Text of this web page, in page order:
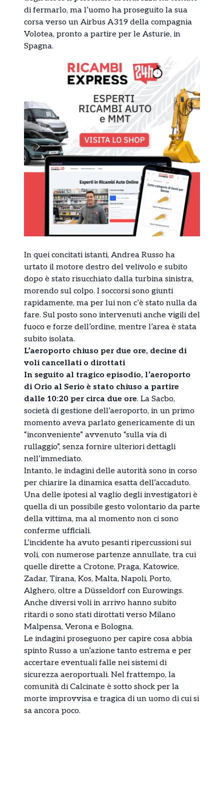
di fermarlo, ma l’uomo ha proseguito la sua
corsa verso un Airbus A319 della compagnia
Volotea, pronto a partire per le Asturie, in
Spagna.
In quei concitati istanti, Andrea Russo ha
urtato il motore destro del velivolo e subito
dopo è stato risucchiato dalla turbina sinistra,
morendo sul colpo. I soccorsi sono giunti
rapidamente, ma per lui non c’è stato nulla da
fare. Sul posto sono intervenuti anche vigili del
fuoco e forze dell’ordine, mentre l’area è stata
subito isolata.
L’aeroporto chiuso per due ore, decine di
voli cancellati o dirottati
In seguito al tragico episodio, l’aeroporto
di Orio al Serio è stato chiuso a partire
dalle 10:20 per circa due ore. La Sacbo,
società di gestione dell’aeroporto, in un primo
momento aveva parlato genericamente di un
“inconveniente” avvenuto “sulla via di
rullaggio”, senza fornire ulteriori dettagli
nell’immediato.
Intanto, le indagini delle autorità sono in corso
per chiarire la dinamica esatta dell’accaduto.
Una delle ipotesi al vaglio degli investigatori è
quella di un possibile gesto volontario da parte
della vittima, ma al momento non ci sono
conferme ufficiali.
L’incidente ha avuto pesanti ripercussioni sui
voli, con numerose partenze annullate, tra cui
quelle dirette a Crotone, Praga, Katowice,
Zadar, Tirana, Kos, Malta, Napoli, Porto,
Alghero, oltre a Düsseldorf con Eurowings.
Anche diversi voli in arrivo hanno subito
ritardi o sono stati dirottati verso Milano
Malpensa, Verona e Bologna.
Le indagini proseguono per capire cosa abbia
spinto Russo a un’azione tanto estrema e per
accertare eventuali falle nei sistemi di
sicurezza aeroportuali. Nel frattempo, la
comunità di Calcinate è sotto shock per la
morte improvvisa e tragica di un uomo di cui si
sa ancora poco.